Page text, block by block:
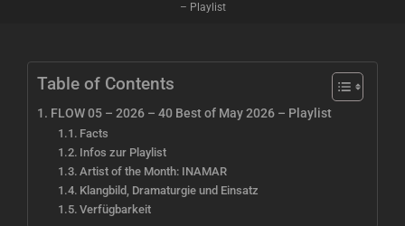
– Playlist
Table of Contents
FLOW 05 – 2026 – 40 Best of May 2026 – Playlist
Facts
Infos zur Playlist
Artist of the Month: INAMAR
Klangbild, Dramaturgie und Einsatz
Verfügbarkeit